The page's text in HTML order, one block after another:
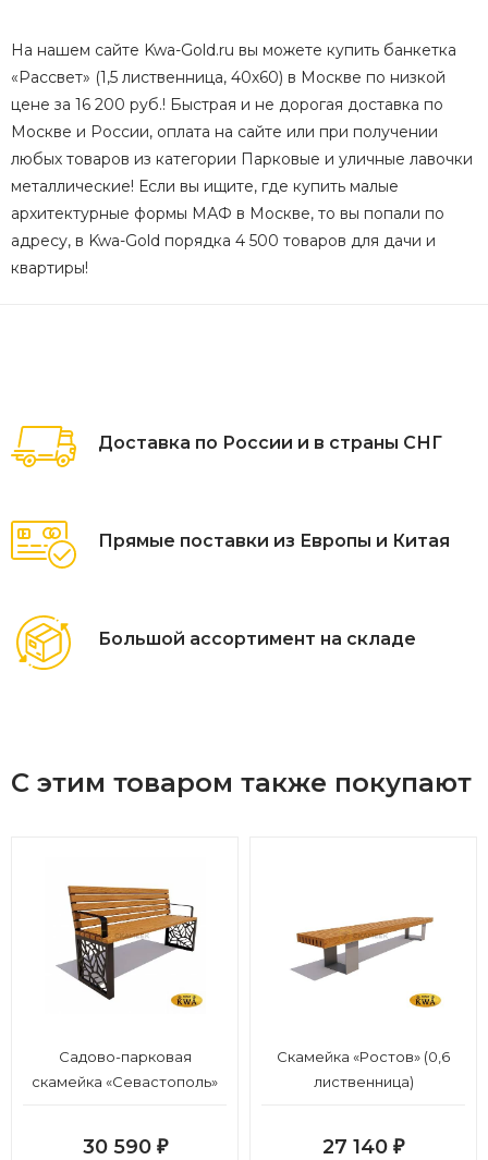
На нашем сайте Kwa-Gold.ru вы можете купить банкетка
«Рассвет» (1,5 лиственница, 40х60) в Москве по низкой
цене за 16 200 руб.! Быстрая и не дорогая доставка по
Москве и России, оплата на сайте или при получении
любых товаров из категории Парковые и уличные лавочки
металлические! Если вы ищите, где купить малые
архитектурные формы МАФ в Москве, то вы попали по
адресу, в Kwa-Gold порядка 4 500 товаров для дачи и
квартиры!
Доставка по России и в страны СНГ
Прямые поставки из Европы и Китая
Большой ассортимент на складе
С этим товаром также покупают
Садово-парковая
скамейка «Севастополь»
30 590 ₽
Скамейка «Ростов» (0,6
лиственница)
27 140 ₽